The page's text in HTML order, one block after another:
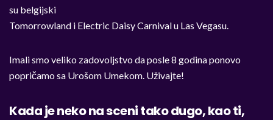
su belgijski
Tomorrowland i Electric Daisy Carnival u Las Vegasu.
Imali smo veliko zadovoljstvo da posle 8 godina ponovo
popričamo sa Urošom Umekom. Uživajte!
Kada je neko na sceni tako dugo, kao ti,